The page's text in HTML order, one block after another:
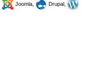
Joomla,
Drupal,